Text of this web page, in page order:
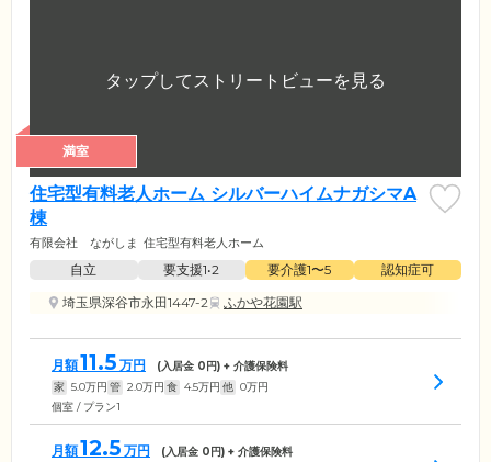
満室
住宅型有料老人ホーム シルバーハイムナガシマA
棟
有限会社 ながしま 住宅型有料老人ホーム
自立 要支援1•2 要介護1〜5
認知症可
埼玉県深谷市永田1447-2
ふかや花園駅
月額11.5 万円 (入居金 0円) + 介護保険料
家 5.0万円 管 2.0万円 食 4.5万円 他 0万円
個室 / プラン1
月額12.5 万円 (入居金 0円) + 介護保険料